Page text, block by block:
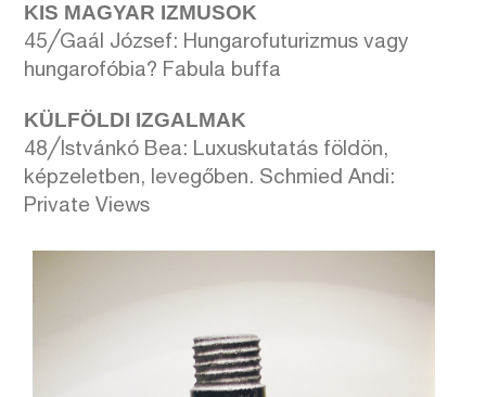
KIS MAGYAR IZMUSOK
45╱Gaál József: Hungarofuturizmus vagy
hungarofóbia? Fabula buffa
KÜLFÖLDI IZGALMAK
48╱Istvánkó Bea: Luxuskutatás földön,
képzeletben, levegőben. Schmied Andi:
Private Views